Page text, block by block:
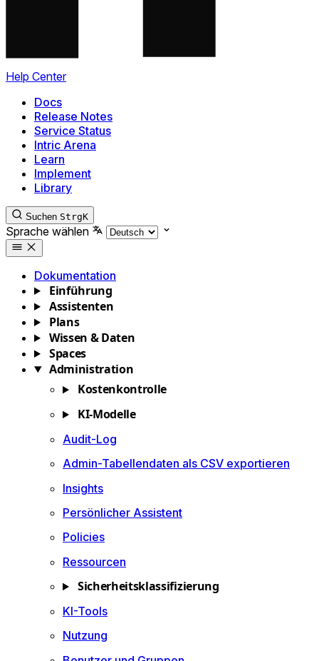
Help Center
Docs
Release Notes
Service Status
Intric Arena
Learn
Implement
Library
Suchen StrgK
Sprache wählen
Dokumentation
Einführung
Assistenten
Plans
Wissen & Daten
Spaces
Administration
Kostenkontrolle
KI-Modelle
Audit-Log
Admin-Tabellendaten als CSV exportieren
Insights
Persönlicher Assistent
Policies
Ressourcen
Sicherheitsklassifizierung
KI-Tools
Nutzung